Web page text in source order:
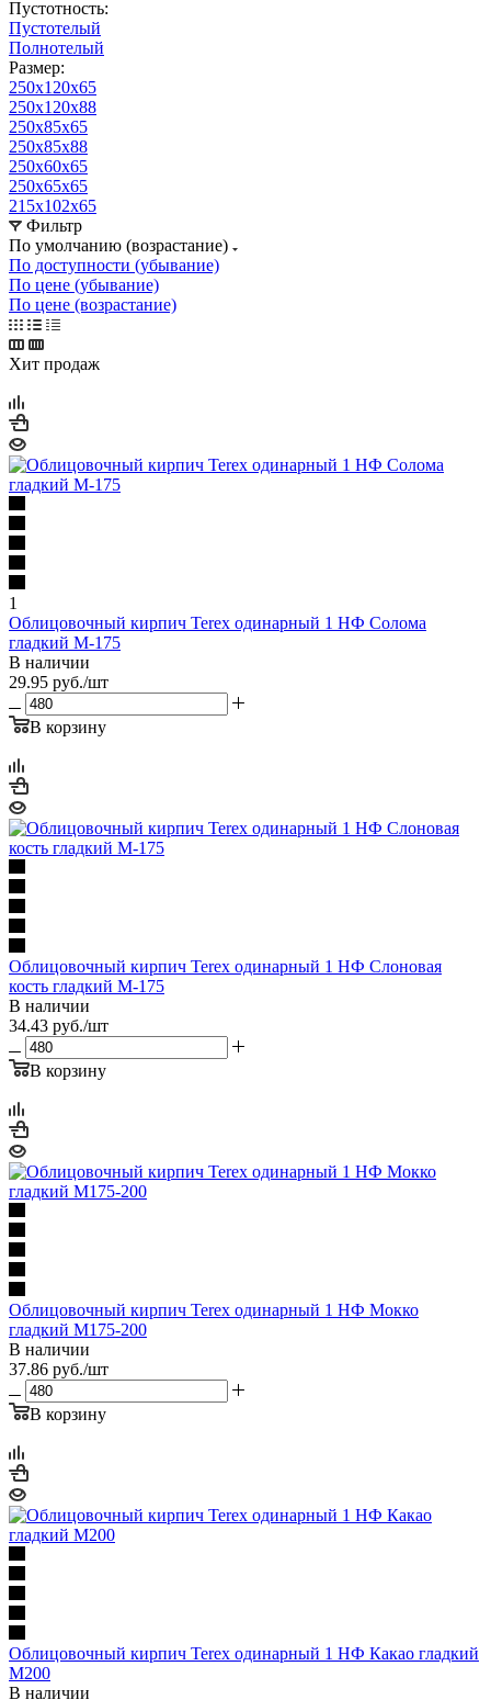
Пустотность:
Пустотелый
Полнотелый
Размер:
250х120х65
250х120х88
250х85х65
250х85х88
250х60х65
250х65х65
215х102х65
Фильтр
По умолчанию (возрастание)
По доступности (убывание)
По цене (убывание)
По цене (возрастание)
Хит продаж
1
Облицовочный кирпич Terex одинарный 1 НФ Солома
гладкий М-175
В наличии
29.95 руб./шт
В корзину
Облицовочный кирпич Terex одинарный 1 НФ Слоновая
кость гладкий М-175
В наличии
34.43 руб./шт
В корзину
Облицовочный кирпич Terex одинарный 1 НФ Мокко
гладкий М175-200
В наличии
37.86 руб./шт
В корзину
Облицовочный кирпич Terex одинарный 1 НФ Какао гладкий
М200
В наличии